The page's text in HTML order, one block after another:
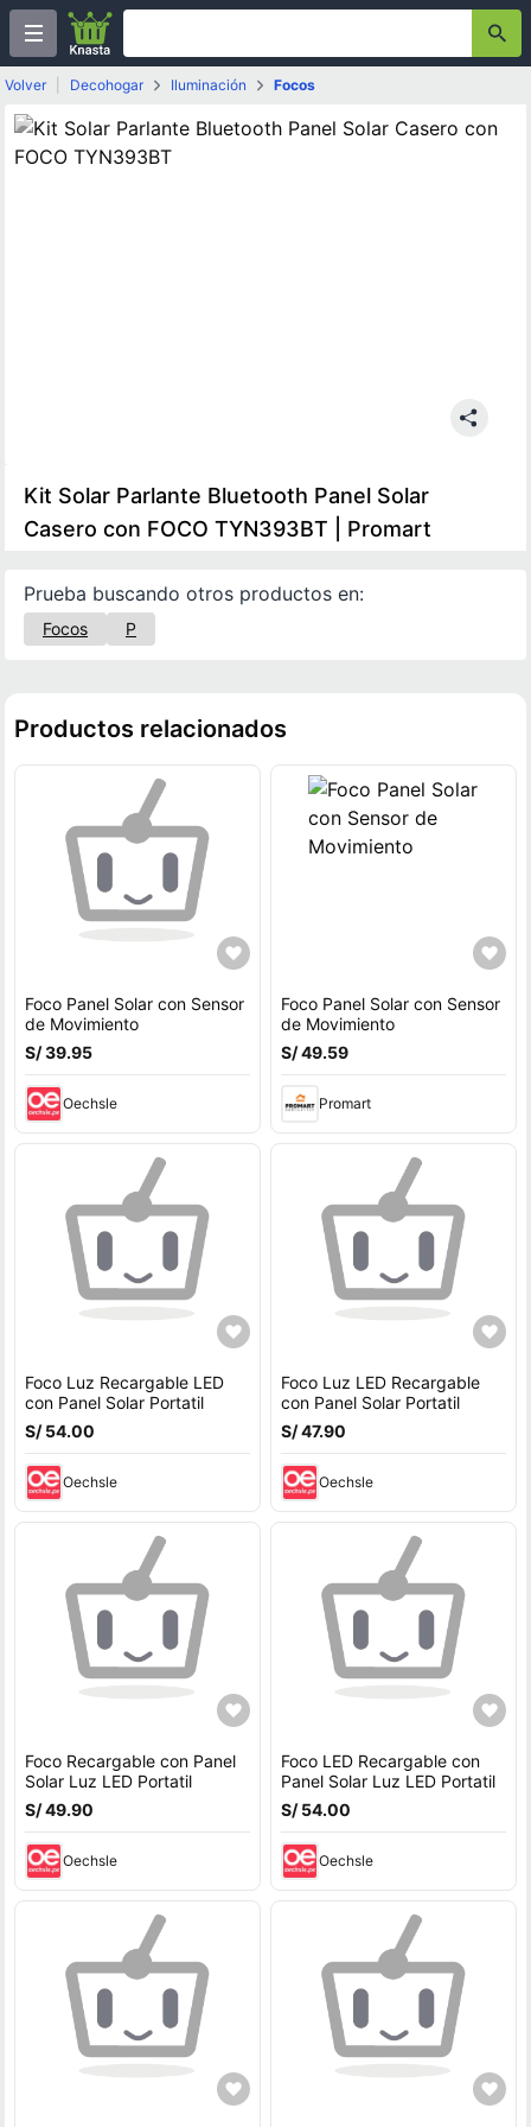
Volver Decohogar Iluminación Focos
Kit Solar Parlante Bluetooth Panel Solar
Casero con FOCO TYN393BT | Promart
Prueba buscando otros productos en:
Focos P
Productos relacionados
Foco Panel Solar con Sensor
de Movimiento
S/ 39.95
Oechsle
Foco Panel Solar con Sensor
de Movimiento
S/ 49.59
Promart
Foco Luz Recargable LED
con Panel Solar Portatil
S/ 54.00
Oechsle
Foco Luz LED Recargable
con Panel Solar Portatil
S/ 47.90
Oechsle
Foco Recargable con Panel
Solar Luz LED Portatil
S/ 49.90
Oechsle
Foco LED Recargable con
Panel Solar Luz LED Portatil
S/ 54.00
Oechsle